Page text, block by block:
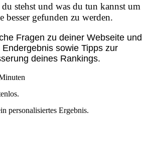
stehst und was du tun kannst um
besser gefunden zu werden.
Fragen zu deiner Webseite und
sowie Tipps zur
deines Rankings.
personalisiertes Ergebnis.